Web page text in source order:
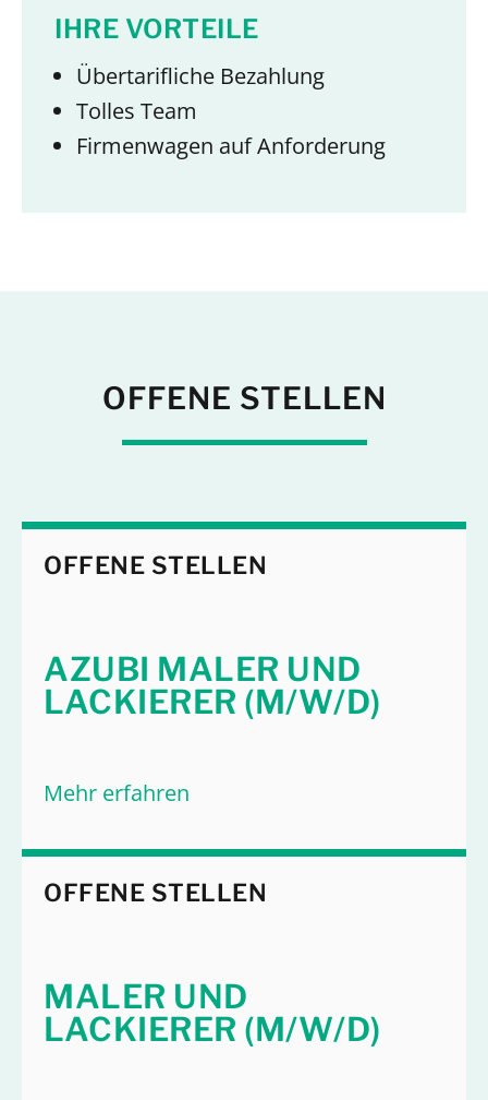
IHRE VORTEILE
Übertarifliche Bezahlung
Tolles Team
Firmenwagen auf Anforderung
OFFENE STELLEN
OFFENE STELLEN
AZUBI MALER UND
LACKIERER (M/W/D)
Mehr erfahren
OFFENE STELLEN
MALER UND
LACKIERER (M/W/D)